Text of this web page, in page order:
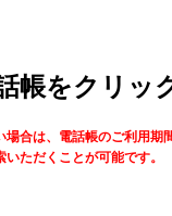
帳をクリッ
場合は、電話帳のご利用期
ただくことが可能です。